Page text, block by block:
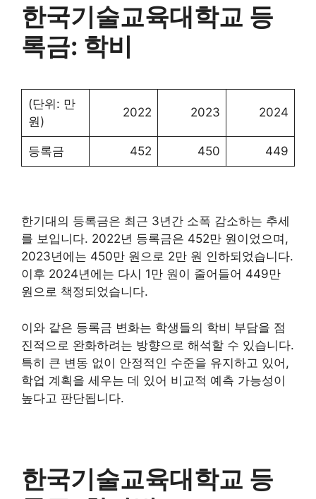
한국기술교육대학교 등
록금: 학비
(단위: 만
원)
2022 2023 2024
등록금 452 450 449
한기대의 등록금은 최근 3년간 소폭 감소하는 추세
를 보입니다. 2022년 등록금은 452만 원이었으며,
2023년에는 450만 원으로 2만 원 인하되었습니다.
이후 2024년에는 다시 1만 원이 줄어들어 449만
원으로 책정되었습니다.
이와 같은 등록금 변화는 학생들의 학비 부담을 점
진적으로 완화하려는 방향으로 해석할 수 있습니다.
특히 큰 변동 없이 안정적인 수준을 유지하고 있어,
학업 계획을 세우는 데 있어 비교적 예측 가능성이
높다고 판단됩니다.
한국기술교육대학교 등